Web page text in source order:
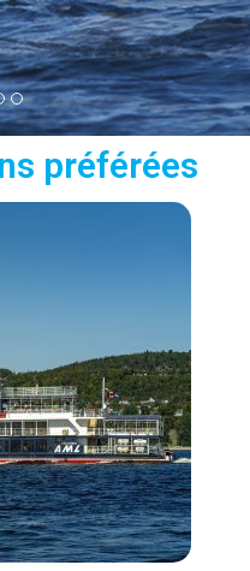
préférées